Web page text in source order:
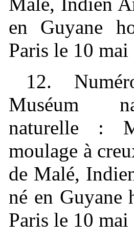
en Guyane
Paris le 10
12.
Muséum
naturelle :
moulage à
de Malé,
né en Guyane
Paris le 10